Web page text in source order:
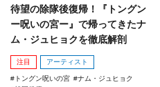
待望の除隊後復帰！『トングン
ー呪いの宮ー』で帰ってきたナ
ム・ジュヒョクを徹底解剖
注目 アーティスト
トングン呪いの宮
ナム・ジュヒョク